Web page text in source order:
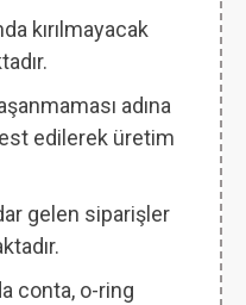
kırılmayacak
adına
edilerek üretim
gelen siparişler
conta, o-ring